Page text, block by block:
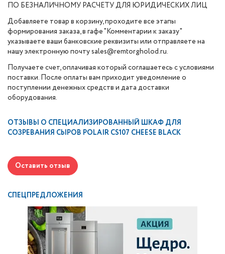
ПО БЕЗНАЛИЧНОМУ РАСЧЕТУ ДЛЯ ЮРИДИЧЕСКИХ ЛИЦ
Добавляете товар в корзину, проходите все этапы
формирования заказа, в гафе "Комментарии к заказу"
указываете ваши банковские реквизиты или отправляете на
нашу электронную почту sales@remtorgholod.ru.
Получаете счет, оплачивая который соглашаетесь с условиями
поставки. После оплаты вам приходит уведомление о
поступлении денежных средств и дата доставки
оборудования.
ОТЗЫВЫ О СПЕЦИАЛИЗИРОВАННЫЙ ШКАФ ДЛЯ
СОЗРЕВАНИЯ СЫРОВ POLAIR CS107 CHEESE BLACK
Оставить отзыв
СПЕЦПРЕДЛОЖЕНИЯ